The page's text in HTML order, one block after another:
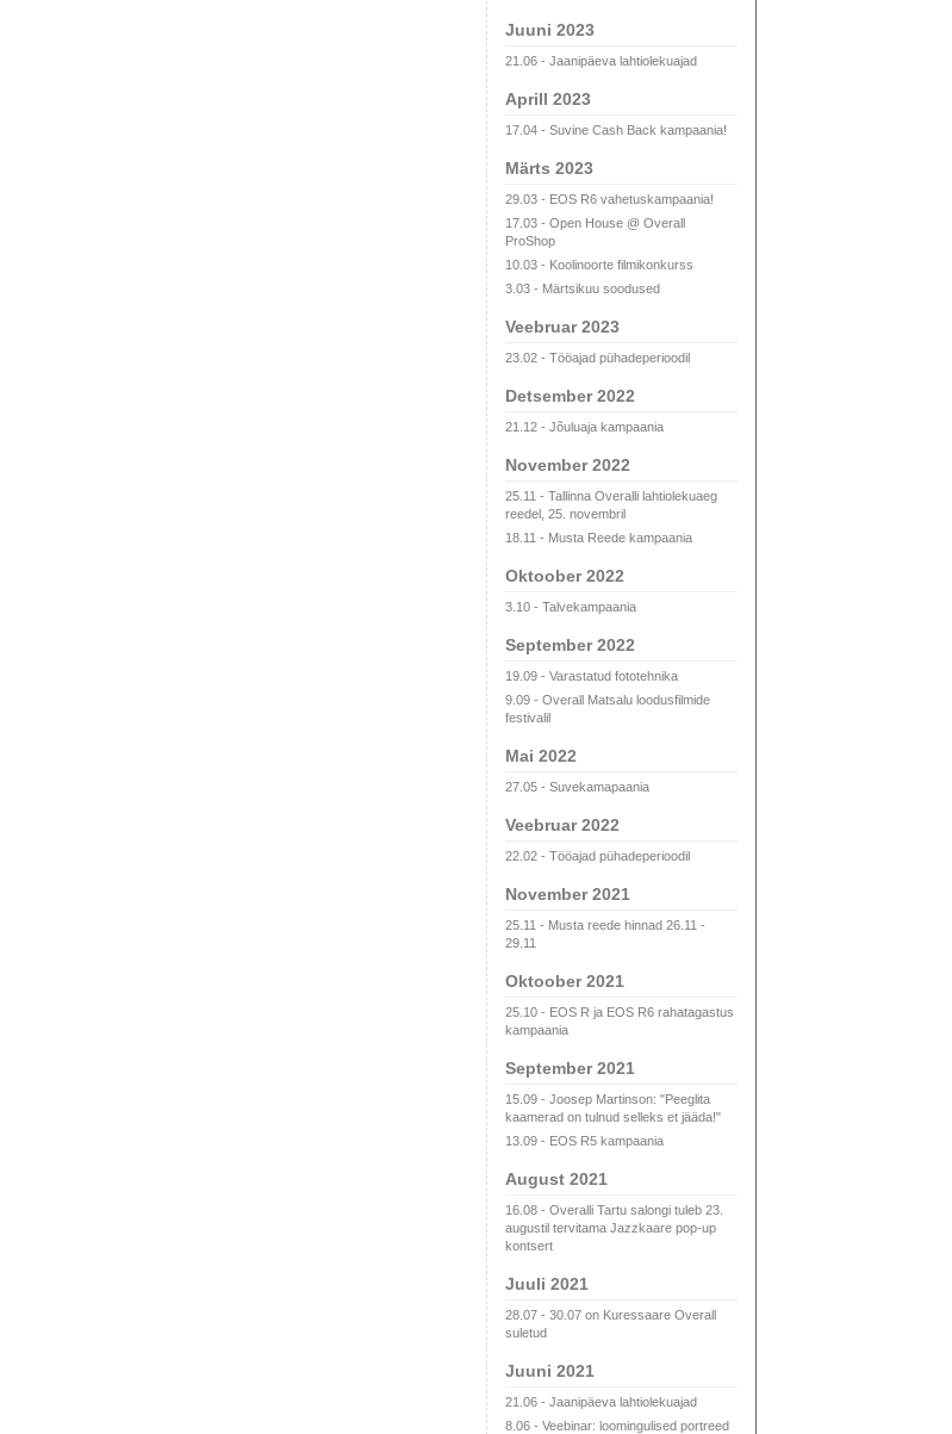
Juuni 2023
21.06 - Jaanipäeva lahtiolekuajad
Aprill 2023
17.04 - Suvine Cash Back kampaania!
Märts 2023
29.03 - EOS R6 vahetuskampaania!
17.03 - Open House @ Overall
ProShop
10.03 - Koolinoorte filmikonkurss
3.03 - Märtsikuu soodused
Veebruar 2023
23.02 - Tööajad pühadeperioodil
Detsember 2022
21.12 - Jõuluaja kampaania
November 2022
25.11 - Tallinna Overalli lahtiolekuaeg
reedel, 25. novembril
18.11 - Musta Reede kampaania
Oktoober 2022
3.10 - Talvekampaania
September 2022
19.09 - Varastatud fototehnika
9.09 - Overall Matsalu loodusfilmide
festivalil
Mai 2022
27.05 - Suvekamapaania
Veebruar 2022
22.02 - Tööajad pühadeperioodil
November 2021
25.11 - Musta reede hinnad 26.11 -
29.11
Oktoober 2021
25.10 - EOS R ja EOS R6 rahatagastus
kampaania
September 2021
15.09 - Joosep Martinson: "Peeglita
kaamerad on tulnud selleks et jääda!"
13.09 - EOS R5 kampaania
August 2021
16.08 - Overalli Tartu salongi tuleb 23.
augustil tervitama Jazzkaare pop-up
kontsert
Juuli 2021
28.07 - 30.07 on Kuressaare Overall
suletud
Juuni 2021
21.06 - Jaanipäeva lahtiolekuajad
8.06 - Veebinar: loomingulised portreed